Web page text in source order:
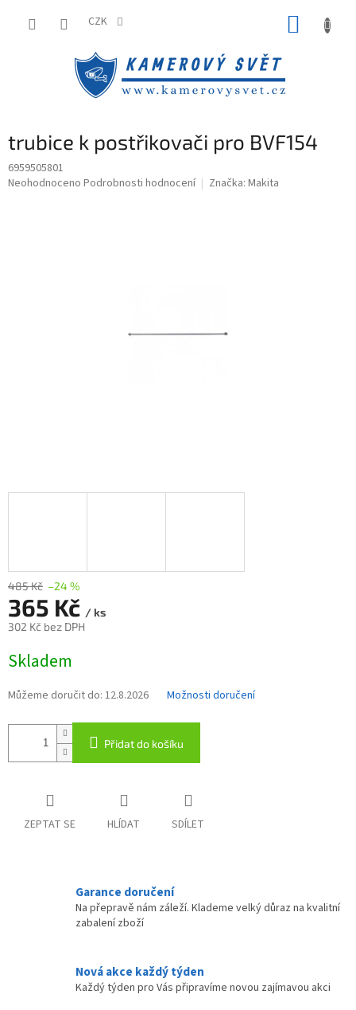
CZK
trubice k postřikovači pro BVF154
6959505801
Průměrné
Neohodnoceno Podrobnosti hodnocení Značka: Makita
485 Kč –24 %
365 Kč / ks
302 Kč bez DPH
cena:
Skladem
Můžeme doručit do: 12.8.2026 Možnosti doručení
Přidat do košíku
ZEPTAT SE HLÍDAT SDÍLET
Garance doručení
Na přepravě nám záleží. Klademe velký důraz na kvalitní
zabalení zboží
Nová akce každý týden
Každý týden pro Vás připravíme novou zajímavou akci